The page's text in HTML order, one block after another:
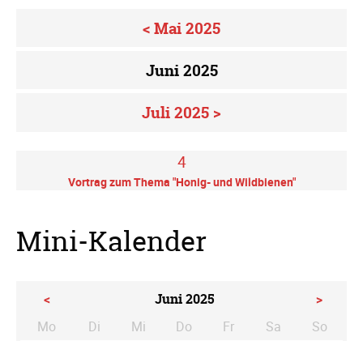
< Mai 2025
Juni 2025
Juli 2025 >
4
Vortrag zum Thema "Honig- und Wildbienen"
Mini-Kalender
< Juni 2025
>
Mo
Di enstag
Mi ttwoch
Do nnerstag
Fr Sa mstagSo